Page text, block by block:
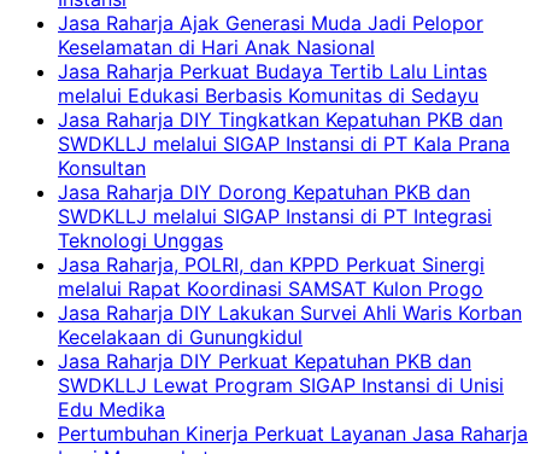
Jasa Raharja Ajak Generasi Muda Jadi Pelopor
Keselamatan di Hari Anak Nasional
Jasa Raharja Perkuat Budaya Tertib Lalu Lintas
melalui Edukasi Berbasis Komunitas di Sedayu
Jasa Raharja DIY Tingkatkan Kepatuhan PKB dan
SWDKLLJ melalui SIGAP Instansi di PT Kala Prana
Konsultan
Jasa Raharja DIY Dorong Kepatuhan PKB dan
SWDKLLJ melalui SIGAP Instansi di PT Integrasi
Teknologi Unggas
Jasa Raharja, POLRI, dan KPPD Perkuat Sinergi
melalui Rapat Koordinasi SAMSAT Kulon Progo
Jasa Raharja DIY Lakukan Survei Ahli Waris Korban
Kecelakaan di Gunungkidul
Jasa Raharja DIY Perkuat Kepatuhan PKB dan
SWDKLLJ Lewat Program SIGAP Instansi di Unisi
Edu Medika
Pertumbuhan Kinerja Perkuat Layanan Jasa Raharja